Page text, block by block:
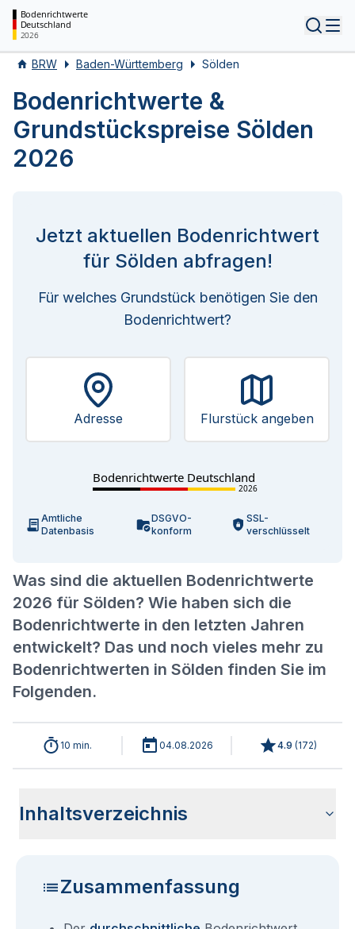
Bodenrichtwerte
Deutschland
2026
BRW Baden-Württemberg Sölden
Bodenrichtwerte &
Grundstückspreise Sölden
2026
Was sind die aktuellen Bodenrichtwerte
2026 für Sölden? Wie haben sich die
Bodenrichtwerte in den letzten Jahren
entwickelt? Das und noch vieles mehr zu
Bodenrichtwerten in Sölden finden Sie im
Folgenden.
Jetzt aktuellen Bodenrichtwert
für Sölden abfragen!
Für welches Grundstück benötigen Sie den
Bodenrichtwert?
Adresse Flurstück angeben
Bodenrichtwerte Deutschland
2026
Amtliche
Datenbasis
DSGVO-
konform
SSL-
verschlüsselt
10 min. 04.08.2026 4.9 (172)
Inhaltsverzeichnis
Zusammenfassung